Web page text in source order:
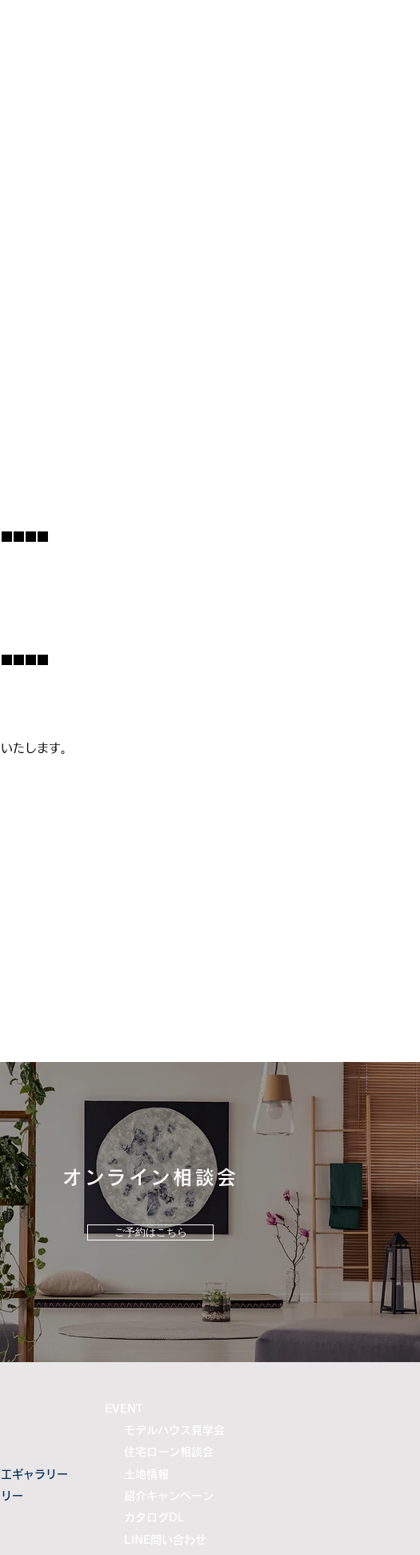
たします。
タカラスタンダードの洗面台
「ファミーユ」の魅力をご紹
介！
オンライン相談会
ご予約はこちら
ギャラリー
ー
​EVENT
モデルハウス見学会
住宅ローン相談会
土地情報
紹介キャンペーン
カタログDL
LINE問い合わせ